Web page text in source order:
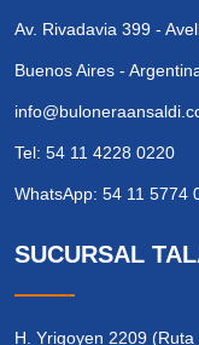
Av. Rivadavia 399 -
Buenos Aires -
Tel: 54 11 4228 0220
WhatsApp: 54 11 5774
SUCURSAL
H. Yrigoyen 2209